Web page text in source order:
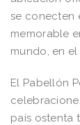
se conecten
memorable
mundo, en
El Pabellón
país ostenta